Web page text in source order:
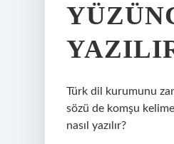
Türk dil kurumunu
sözü de komşu
nasıl yazılır?